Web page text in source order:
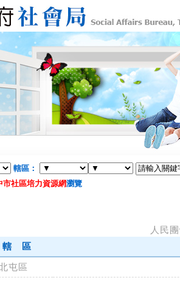
轄區：
市社區培力資源網瀏覽
人民
轄 區
屯區